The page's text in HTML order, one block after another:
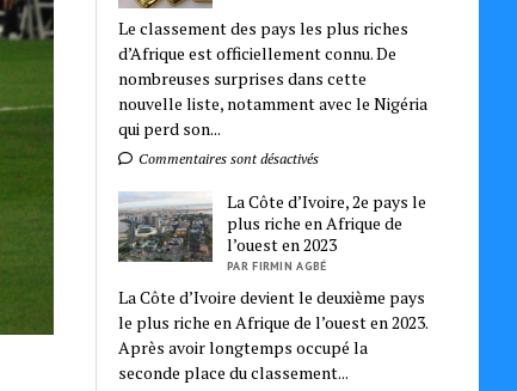
Le classement des pays les plus riches
d’Afrique est officiellement connu. De
nombreuses surprises dans cette
nouvelle liste, notamment avec le Nigéria
qui perd son...
Commentaires sont désactivés
La Côte d’Ivoire, 2e pays le
plus riche en Afrique de
l’ouest en 2023
PAR FIRMIN AGBÉ
La Côte d’Ivoire devient le deuxième pays
le plus riche en Afrique de l’ouest en 2023.
Après avoir longtemps occupé la
seconde place du classement...